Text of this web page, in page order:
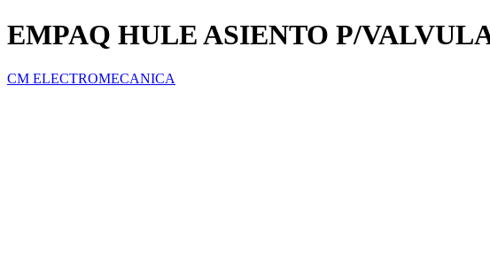
EMPAQ HULE ASIENTO P/
CM ELECTROMECANICA